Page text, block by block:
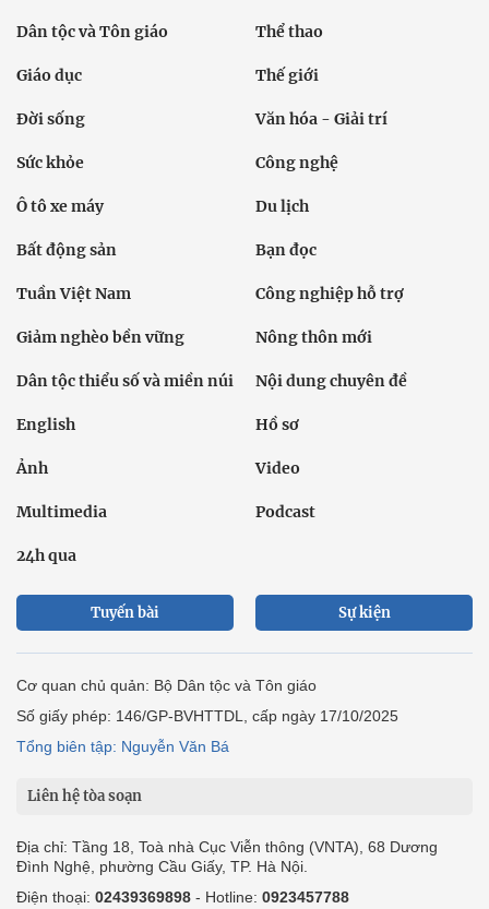
Dân tộc và Tôn giáo Thể thao
Giáo dục Thế giới
Đời sống Văn hóa - Giải trí
Sức khỏe Công nghệ
Ô tô xe máy Du lịch
Bất động sản Bạn đọc
Tuần Việt Nam Công nghiệp hỗ trợ
Giảm nghèo bền vững Nông thôn mới
Dân tộc thiểu số và miền núi Nội dung chuyên đề
English Hồ sơ
Ảnh Video
Multimedia Podcast
24h qua
Tuyến bài Sự kiện
Cơ quan chủ quản: Bộ Dân tộc và Tôn giáo
Số giấy phép: 146/GP-BVHTTDL, cấp ngày 17/10/2025
Tổng biên tập: Nguyễn Văn Bá
Liên hệ tòa soạn
Địa chỉ: Tầng 18, Toà nhà Cục Viễn thông (VNTA), 68 Dương
Đình Nghệ, phường Cầu Giấy, TP. Hà Nội.
Điện thoại: 02439369898 - Hotline: 0923457788